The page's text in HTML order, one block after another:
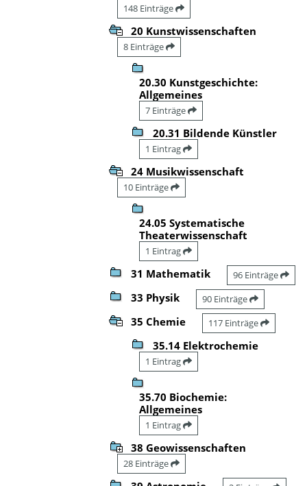
148 Einträge
20 Kunstwissenschaften
8 Einträge
20.30 Kunstgeschichte:
Allgemeines
7 Einträge
20.31 Bildende Künstler
1 Eintrag
24 Musikwissenschaft
10 Einträge
24.05 Systematische
Theaterwissenschaft
1 Eintrag
31 Mathematik 96 Einträge
33 Physik 90 Einträge
35 Chemie 117 Einträge
35.14 Elektrochemie
1 Eintrag
35.70 Biochemie:
Allgemeines
1 Eintrag
38 Geowissenschaften
28 Einträge